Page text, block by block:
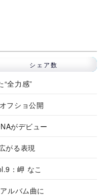
シェア数
全力感”
フショ公開
がデビュー
がる表現
：岬 なこ
ルバム曲に